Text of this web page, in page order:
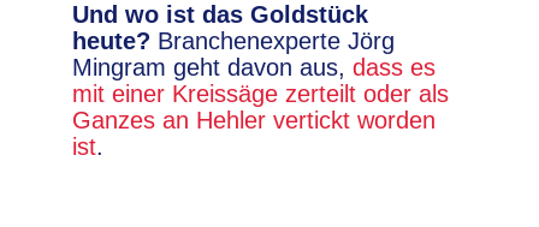
Und wo ist das Goldstück
heute? Branchenexperte Jörg
Mingram geht davon aus, dass es
mit einer Kreissäge zerteilt oder als
Ganzes an Hehler vertickt worden
ist.